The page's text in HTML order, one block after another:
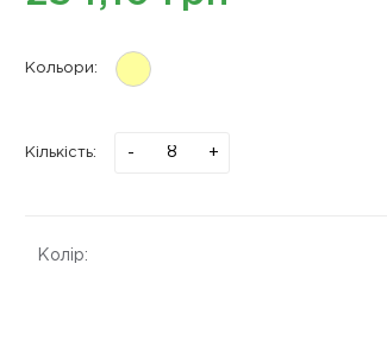
Кольори:
Кількість: - +
Колір: